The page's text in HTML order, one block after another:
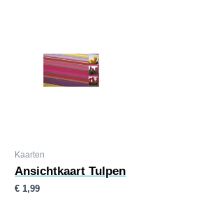
Kaarten
Ansichtkaart Tulpen
€ 1,99